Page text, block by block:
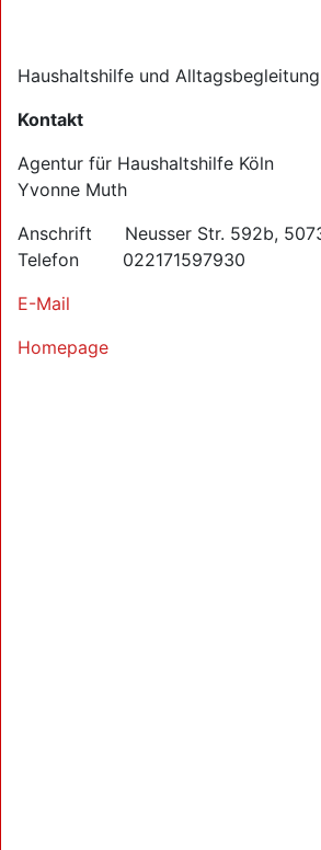
Haushaltshilfe und
Kontakt
Agentur für Haushaltshilfe Köln
Yvonne Muth
Anschrift Neusser Str. 592b,
Telefon 022171597930
E-Mail
Homepage